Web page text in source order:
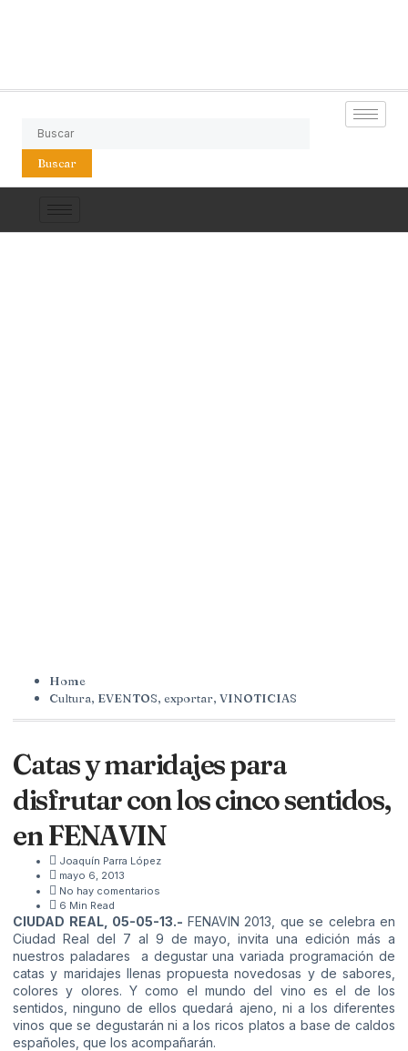
Buscar
Home
Cultura, EVENTOS, exportar, VINOTICIAS
Catas y maridajes para
disfrutar con los cinco sentidos,
en FENAVIN
Joaquín Parra López
mayo 6, 2013
No hay comentarios
6 Min Read
CIUDAD REAL, 05-05-13.- FENAVIN 2013, que se celebra en
Ciudad Real del 7 al 9 de mayo, invita una edición más a
nuestros paladares a degustar una variada programación de
catas y maridajes llenas propuesta novedosas y de sabores,
colores y olores. Y como el mundo del vino es el de los
sentidos, ninguno de ellos quedará ajeno, ni a los diferentes
vinos que se degustarán ni a los ricos platos a base de caldos
españoles, que los acompañarán.